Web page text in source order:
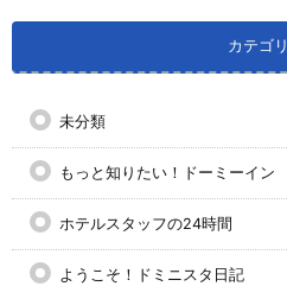
カテゴ
未分類
もっと知りたい！ドーミーイン
ホテルスタッフの24時間
ようこそ！ドミニスタ日記